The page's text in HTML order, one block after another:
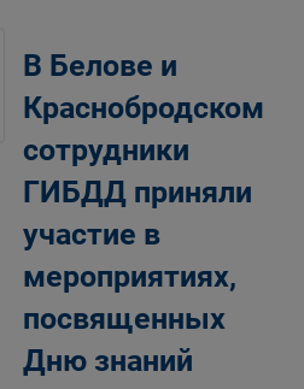
В Белове и
Краснобродском
сотрудники
ГИБДД приняли
участие в
мероприятиях,
посвященных
Дню знаний